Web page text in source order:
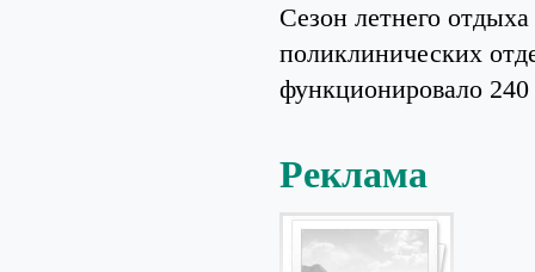
Сезон летнего
поликлинических
функционировало
Реклама